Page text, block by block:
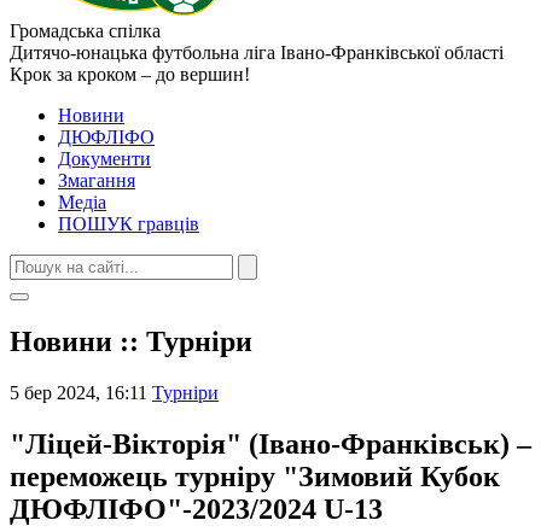
Громадська спілка
Дитячо-юнацька футбольна ліга Івано-Франківської області
Крок за кроком – до вершин!
Новини
ДЮФЛІФО
Документи
Змагання
Медіа
ПОШУК гравців
Новини :: Турніри
5 бер 2024, 16:11 Турніри
"Ліцей-Вікторія" (Івано-Франківськ) –
переможець турніру "Зимовий Кубок
ДЮФЛІФО"-2023/2024 U-13